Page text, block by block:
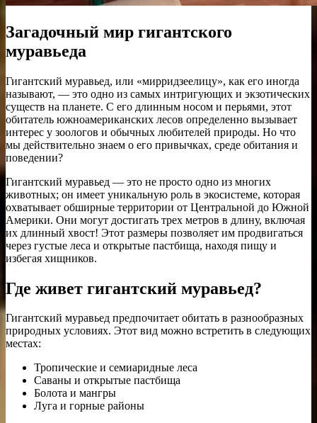
Загадочный мир гигантского
муравьеда
Гигантский муравьед, или «мирридзеелицу», как его иногда
называют, — это одно из самых интригующих и экзотических
существ на планете. С его длинным носом и перьями, этот
обитатель южноамериканских лесов определенно вызывает
интерес у зоологов и обычных любителей природы. Но что
мы действительно знаем о его привычках, среде обитания и
поведении?
Гигантский муравьед — это не просто одно из многих
животных; он имеет уникальную роль в экосистеме, которая
охватывает обширные территории от Центральной до Южной
Америки. Они могут достигать трех метров в длину, включая
их длинный хвост! Этот размеры позволяет им продвигаться
через густые леса и открытые пастбища, находя пищу и
избегая хищников.
Где живет гигантский муравьед?
Гигантский муравьед предпочитает обитать в разнообразных
природных условиях. Этот вид можно встретить в следующих
местах:
Тропические и семиаридные леса
Саваны и открытые пастбища
Болота и мангры
Луга и горные районы